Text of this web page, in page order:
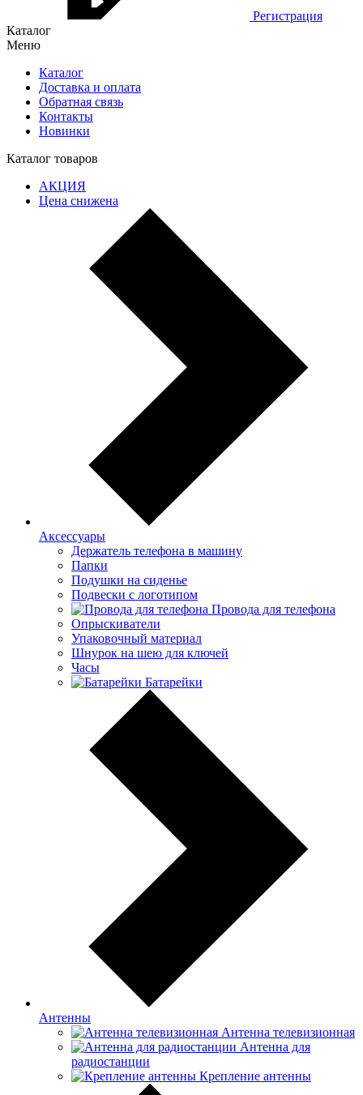
Регистрация
Каталог
Меню
Каталог
Доставка и оплата
Обратная связь
Контакты
Новинки
Каталог товаров
АКЦИЯ
Цена снижена
Аксессуары
Держатель телефона в машину
Папки
Подушки на сиденье
Подвески с логотипом
Провода для телефона
Опрыскиватели
Упаковочный материал
Шнурок на шею для ключей
Часы
Батарейки
Антенны
Антенна телевизионная
Антенна для
радиостанции
Крепление антенны